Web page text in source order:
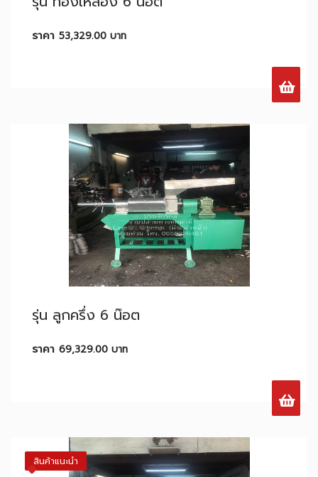
ราคา 53,329.00 บาท
รุ่น ลูกครึ่ง 6 น๊อต
ราคา 69,329.00 บาท
สินค้าแนะนำ